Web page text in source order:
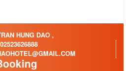
HUNG DAO ,
02523626888